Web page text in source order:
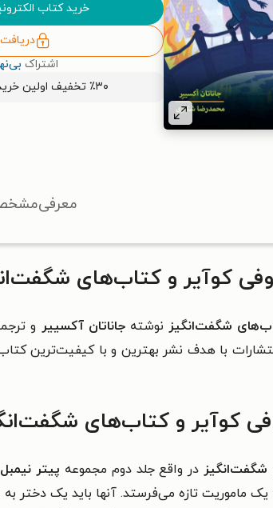
خرید کتاب
اشتراک
٪۳۰ تخفیف اولین خرید کتاب با کد
معرفی
کوآیر و کتاب‌های
شگفت‌انگیز نوشته جاناتان آکسییر و
با هدف نشر بهترین و با کیفیت‌ترین
کوآیر و کتاب‌های
در واقع جلد دوم مجموعه‌ پیتر نیمبل
یک ماموریت تازه می‌فرستد. آنها باید یک